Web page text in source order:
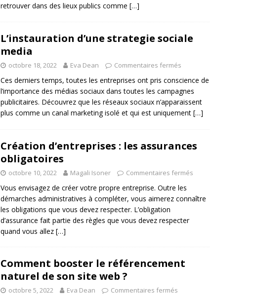
retrouver dans des lieux publics comme […]
L’instauration d’une strategie sociale
media
octobre 18, 2022 Eva Dean Commentaires fermés
Ces derniers temps, toutes les entreprises ont pris conscience de
l’importance des médias sociaux dans toutes les campagnes
publicitaires. Découvrez que les réseaux sociaux n’apparaissent
plus comme un canal marketing isolé et qui est uniquement […]
Création d’entreprises : les assurances
obligatoires
octobre 10, 2022 Magali Isoner Commentaires fermés
Vous envisagez de créer votre propre entreprise. Outre les
démarches administratives à compléter, vous aimerez connaître
les obligations que vous devez respecter. L’obligation
d’assurance fait partie des règles que vous devez respecter
quand vous allez […]
Comment booster le référencement
naturel de son site web ?
octobre 5, 2022 Eva Dean Commentaires fermés